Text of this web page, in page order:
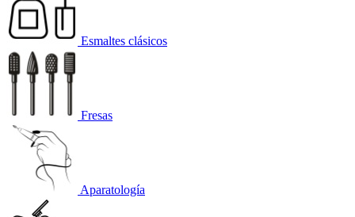
Esmaltes clásicos
Fresas
Aparatología